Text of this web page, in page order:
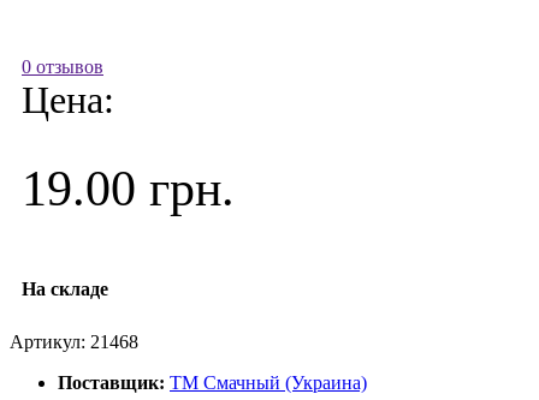
0 отзывов
Цена:
19.00 грн.
На складе
Артикул: 21468
Поставщик: ТМ Смачный (Украина)